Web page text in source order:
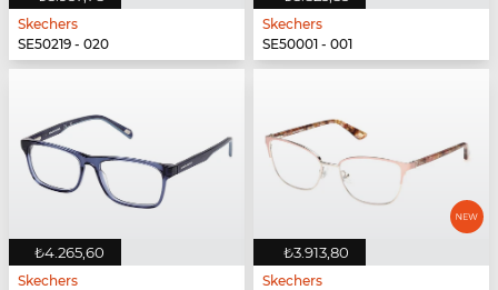
Skechers
SE50219 - 020
Skechers
SE50001 - 001
₺4.265,60
Skechers
₺3.913,80
Skechers